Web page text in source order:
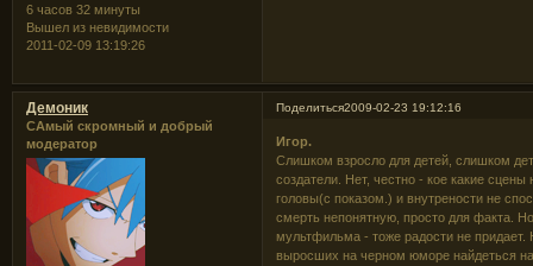
6 часов 32 минуты
Вышел из невидимости
2011-02-09 13:19:26
Поделиться2009-02-23 19:12:16
Демоник
САмый скромный и добрый
модератор
Игор.
Слишком взросло для детей, слишком
создатели. Нет, честно - кое какие
головы(с показом.) и внутрености не
смерть непонятную, просто для факта.
мультфильма - тоже радости не
выросших на черном юморе найдеться